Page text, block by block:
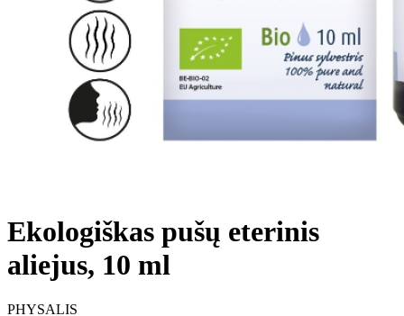
Ekologiškas pušų eterinis
aliejus, 10 ml
PHYSALIS